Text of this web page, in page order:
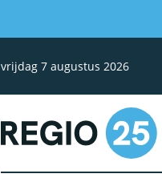
vrijdag 7 augustus 2026